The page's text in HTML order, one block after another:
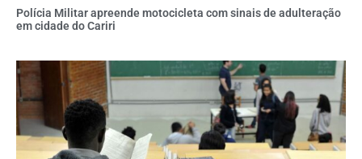
Polícia Militar apreende motocicleta com sinais de adulteração
em cidade do Cariri